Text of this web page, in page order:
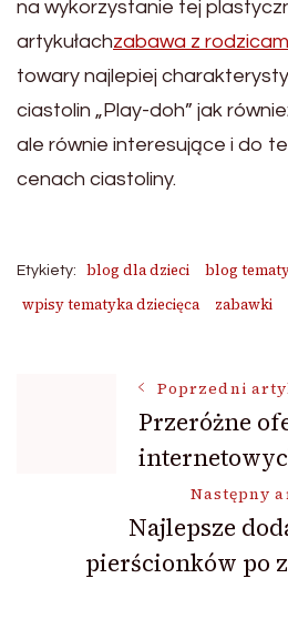
na wykorzystanie tej
artykułachzabawa z
towary najlepiej
ciastolin „Play-doh” jak
ale równie interesujące i do
cenach ciastoliny.
Etykiety: blog dla dzieci blog
wpisy tematyka dziecięca
zabawki
Nawigacja
wpisu
Poprzedni
Przeróżne
Następny
Najlepsze
pierścionków po